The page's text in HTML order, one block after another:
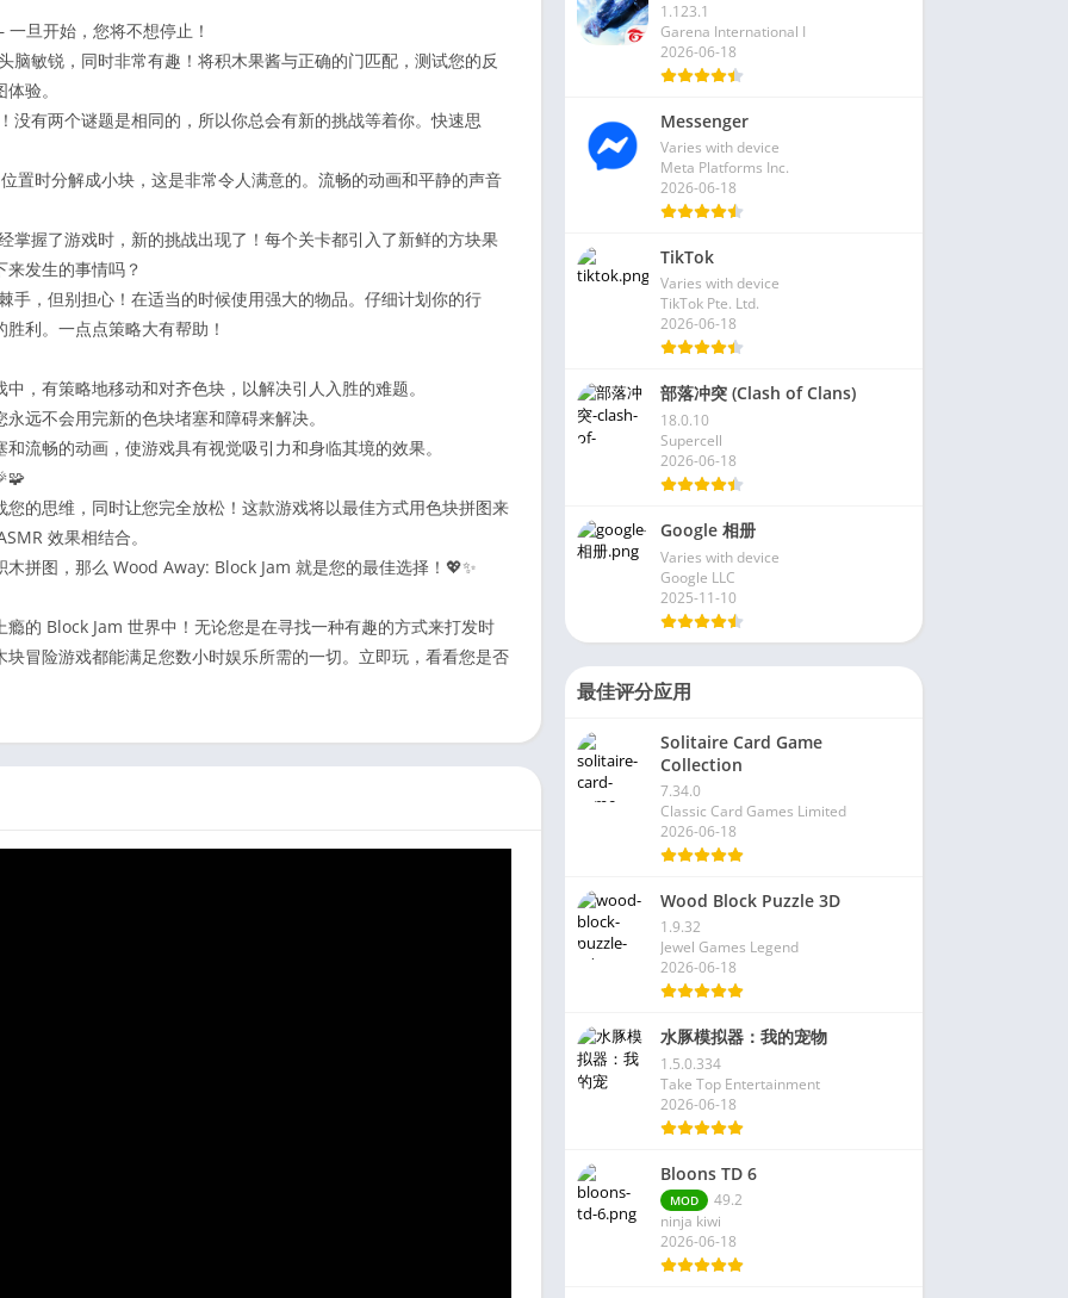
旦开始，您将不想停止！
脑敏锐，同时非常有趣！将积木果酱与正确的门匹配，测试您的反
验。
没有两个谜题是相同的，所以你总会有新的挑战等着你。快速思
置时分解成小块，这是非常令人满意的。流畅的动画和平静的声音
掌握了游戏时，新的挑战出现了！每个关卡都引入了新鲜的方块果
发生的事情吗？
，但别担心！在适当的时候使用强大的物品。仔细计划你的行
利。一点点策略大有帮助！
，有策略地移动和对齐色块，以解决引人入胜的难题。
远不会用完新的色块堵塞和障碍来解决。
流畅的动画，使游戏具有视觉吸引力和身临其境的效果。
的思维，同时让您完全放松！这款游戏将以最佳方式用色块拼图来
效果相结合。
拼图，那么 Wood Away: Block Jam 就是您的最佳选择！💖✨
的 Block Jam 世界中！无论您是在寻找一种有趣的方式来打发时
冒险游戏都能满足您数小时娱乐所需的一切。立即玩，看看您是否
1.123.1
Garena International I
2026-06-18
Messenger
Varies with device
Meta Platforms Inc.
2026-06-18
TikTok
Varies with device
TikTok Pte. Ltd.
2026-06-18
部落冲突 (Clash of Clans)
18.0.10
Supercell
2026-06-18
Google 相册
Varies with device
Google LLC
2025-11-10
最佳评分应用
Solitaire Card Game
Collection
7.34.0
Classic Card Games Limited
2026-06-18
Wood Block Puzzle 3D
1.9.32
Jewel Games Legend
2026-06-18
水豚模拟器：我的宠物
1.5.0.334
Take Top Entertainment
2026-06-18
Bloons TD 6
MOD
49.2
ninja kiwi
2026-06-18